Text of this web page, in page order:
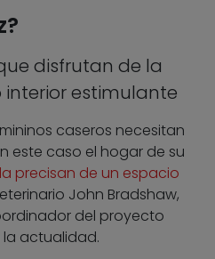
disfrutan de la
estimulante
caseros necesitan
este caso el hogar de su
precisan de un espacio
John Bradshaw,
del proyecto
actualidad.